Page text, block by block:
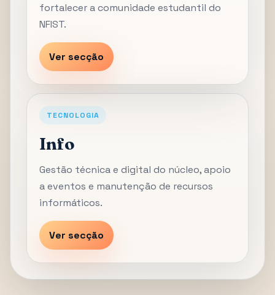
fortalecer a comunidade estudantil do
NFIST.
Ver secção
TECNOLOGIA
Info
Gestão técnica e digital do núcleo, apoio
a eventos e manutenção de recursos
informáticos.
Ver secção